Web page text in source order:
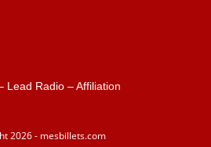
Lead Radio –Affiliation
2026 - mesbillets.com